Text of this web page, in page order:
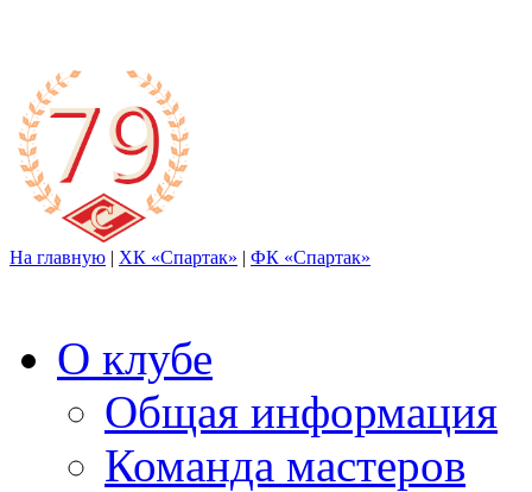
На главную | ХК «Спартак» | ФК «Спартак»
О клубе
Общая информация
Команда мастеров